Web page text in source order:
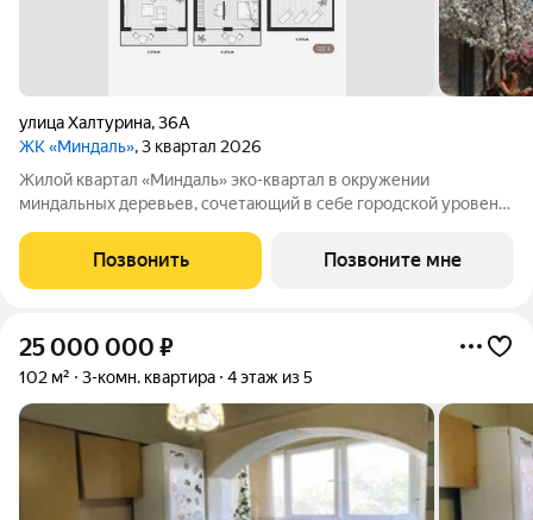
улица Халтурина,36А
ЖК «Миндаль», 3 квартал 2026
Жилой квартал «Миндаль» эко-квартал в окружении
миндальных деревьев, сочетающий в себе городской уровень
уюта загородной жизни. Жилой квартал «Миндаль»
расположен в Ялте природной сокровищнице
Позвонить Позвоните мне
25 000 000 ₽
102 м² 3-комн. квартира 4 этаж из 5